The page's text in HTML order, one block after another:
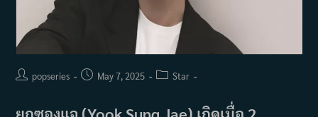
Postpopseries
PostMay 7, 2025
PostStar